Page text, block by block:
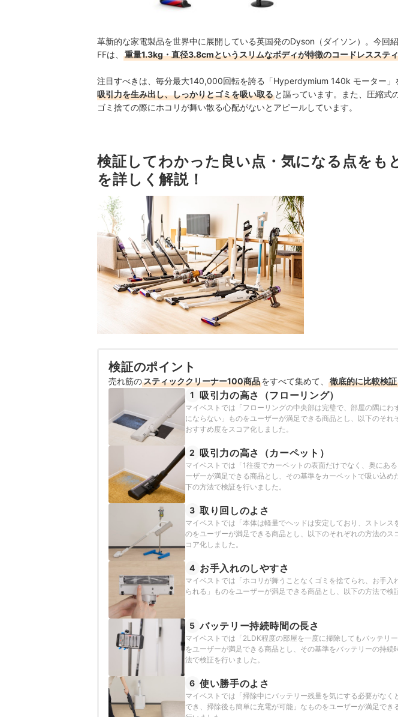
革新的な家電製品を世界中に展開している英国発のDyson（ダイソン）。今回
FFは、
重量1.3kg・直径3.8cmというスリムなボディが特徴のコードレスステ
注目すべきは、毎分最大140,000回転を誇る「Hyperdymium 140k モーター」
吸引力を生み出し、しっかりとゴミを吸い取る と謳っています。また、圧縮式
ゴミ捨ての際にホコリが舞い散る心配がないとアピールしています。
検証してわかった良い点・気になる点をも
を詳しく解説！
検証のポイント
売れ筋のスティッククリーナー100商品をすべて集めて、 徹底的に比較検証
1 吸引力の高さ（フローリング）
マイベストでは「フローリングの中央部は完璧で、部屋の隅にわ
にならない」ものをユーザーが満足できる商品とし、以下のそれ
おすすめ度をスコア化しました。
2 吸引力の高さ（カーペット）
マイベストでは「1往復でカーペットの表面だけでなく、奥にあ
ーザーが満足できる商品とし、その基準をカーペットで吸い込め
下の方法で検証を行いました。
3 取り回しのよさ
マイベストでは「本体は軽量でヘッドは安定しており、ストレス
のをユーザーが満足できる商品とし、以下のそれぞれの方法のス
コア化しました。
4 お手入れのしやすさ
マイベストでは「ホコリが舞うことなくゴミを捨てられ、お手入
られる」ものをユーザーが満足できる商品とし、以下の方法で検
5 バッテリー持続時間の長さ
マイベストでは「2LDK程度の部屋を一度に掃除してもバッテリ
をユーザーが満足できる商品とし、その基準をバッテリーの持
法で検証を行いました。
6 使い勝手のよさ
マイベストでは「掃除中にバッテリー残量を気にする必要がなく
でき、掃除後も簡単に充電が可能」なものをユーザーが満足でき